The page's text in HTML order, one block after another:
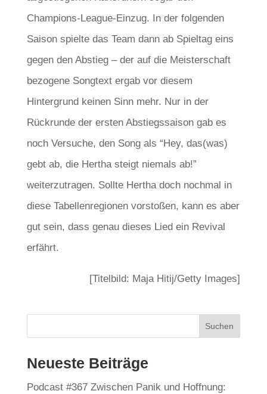
Champions-League-Einzug. In der folgenden
Saison spielte das Team dann ab Spieltag eins
gegen den Abstieg – der auf die Meisterschaft
bezogene Songtext ergab vor diesem
Hintergrund keinen Sinn mehr. Nur in der
Rückrunde der ersten Abstiegssaison gab es
noch Versuche, den Song als “Hey, das(was)
gebt ab, die Hertha steigt niemals ab!”
weiterzutragen. Sollte Hertha doch nochmal in
diese Tabellenregionen vorstoßen, kann es aber
gut sein, dass genau dieses Lied ein Revival
erfährt.
[Titelbild: Maja Hitij/Getty Images]
Neueste Beiträge
Podcast #367 Zwischen Panik und Hoffnung: